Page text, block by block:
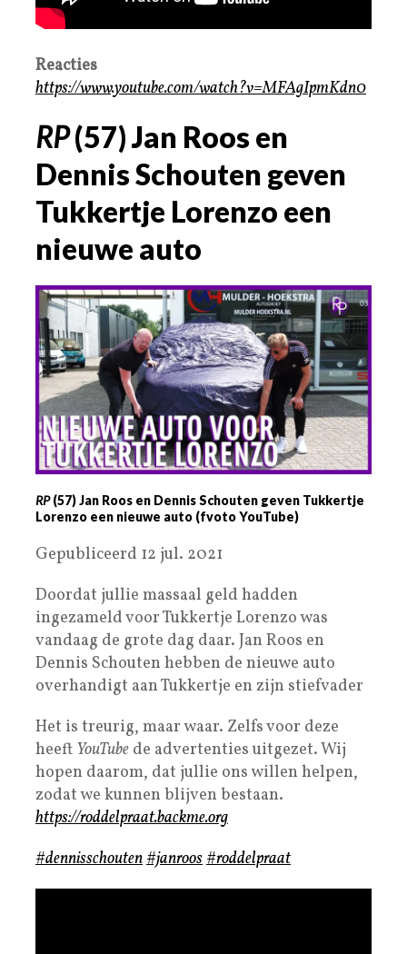
Reacties
https://www.youtube.com/watch?v=MFAgIpmKdn0
RP(57) Jan Roos en
Dennis Schouten geven
Tukkertje Lorenzo een
nieuwe auto
RP(57) Jan Roos en Dennis Schouten geven Tukkertje
Lorenzo een nieuwe auto (fvoto YouTube)
Gepubliceerd 12 jul. 2021
Doordat jullie massaal geld hadden
ingezameld voor Tukkertje Lorenzo was
vandaag de grote dag daar. Jan Roos en
Dennis Schouten hebben de nieuwe auto
overhandigt aan Tukkertje en zijn stiefvader
Het is treurig, maar waar. Zelfs voor deze
heeft YouTube de advertenties uitgezet. Wij
hopen daarom, dat jullie ons willen helpen,
zodat we kunnen blijven bestaan.
https://roddelpraat.backme.org
#dennisschouten#janroos#roddelpraat